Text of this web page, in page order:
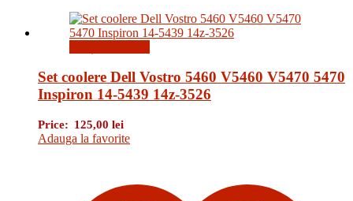
Set coolere Dell Vostro 5460 V5460 V5470 5470
Inspiron 14-5439 14z-3526
Price: 125,00 lei
Adauga la favorite